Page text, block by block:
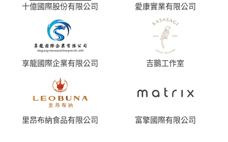
十億國際股份有限公司 愛康實業有限公司
享龍國際企業有限公司 吉鵲工作室
里昂布納食品有限公司 富擎國際有限公司